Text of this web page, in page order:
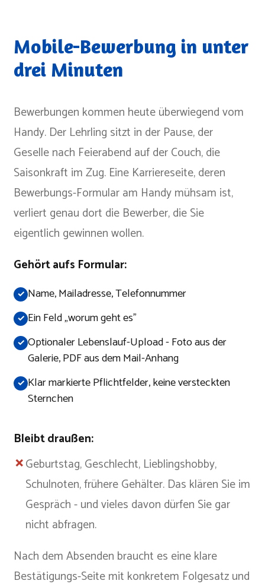
Mobile-Bewerbung in unter
drei Minuten
Bewerbungen kommen heute überwiegend vom
Handy. Der Lehrling sitzt in der Pause, der
Geselle nach Feierabend auf der Couch, die
Saisonkraft im Zug. Eine Karriereseite, deren
Bewerbungs-Formular am Handy mühsam ist,
verliert genau dort die Bewerber, die Sie
eigentlich gewinnen wollen.
Gehört aufs Formular:
Name, Mailadresse, Telefonnummer
Ein Feld „worum geht es"
Optionaler Lebenslauf-Upload - Foto aus der
Galerie, PDF aus dem Mail-Anhang
Klar markierte Pflichtfelder, keine versteckten
Sternchen
Bleibt draußen:
✗Geburtstag, Geschlecht, Lieblingshobby,
Schulnoten, frühere Gehälter. Das klären Sie im
Gespräch - und vieles davon dürfen Sie gar
nicht abfragen.
Nach dem Absenden braucht es eine klare
Bestätigungs-Seite mit konkretem Folgesatz und